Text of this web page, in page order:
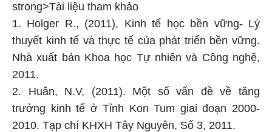
strong>Tài liệu tham khảo
1. Holger R., (2011), Kinh tế học bền vững- Lý
thuyết kinh tế và thực tế của phát triển bền vững.
Nhà xuất bản Khoa học Tự nhiên và Công nghệ,
2011.
2. Huân, N.V, (2011). Một số vấn đề về tăng
trưởng kinh tế ở Tỉnh Kon Tum giai đoạn 2000-
2010. Tạp chí KHXH Tây Nguyên, Số 3, 2011.